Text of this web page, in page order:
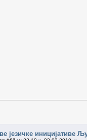
језичке иницијативе